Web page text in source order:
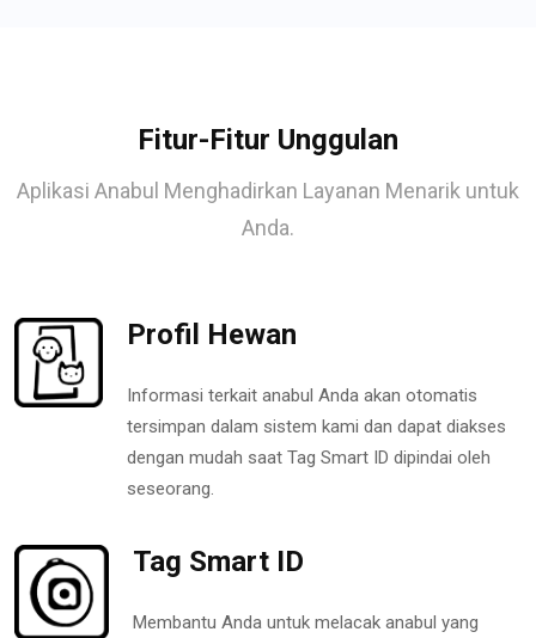
Fitur-Fitur Unggulan
Aplikasi Anabul Menghadirkan Layanan Menarik untuk
Anda.
Profil Hewan
Informasi terkait anabul Anda akan otomatis
tersimpan dalam sistem kami dan dapat diakses
dengan mudah saat Tag Smart ID dipindai oleh
seseorang.
Tag Smart ID
Membantu Anda untuk melacak anabul yang